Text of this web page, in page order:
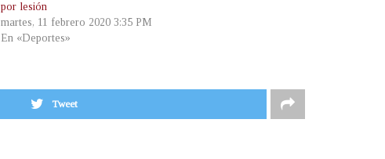
por lesión
martes, 11 febrero 2020 3:35 PM
En «Deportes»
Tweet